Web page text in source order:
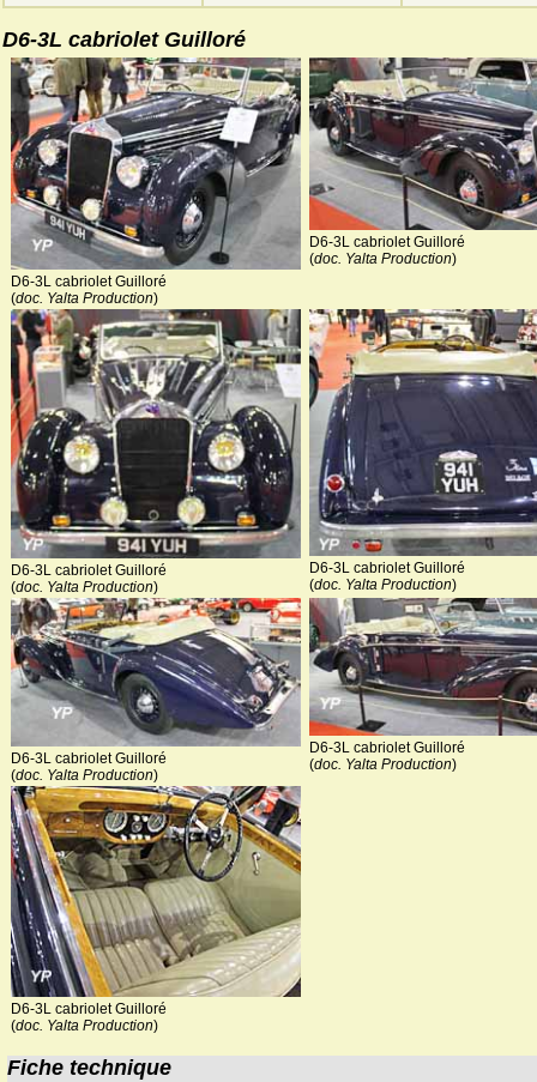
D6-3L cabriolet Guilloré
D6-3L cabriolet Guilloré
(doc. Yalta Production)
D6-3L cabriolet Guilloré
(doc. Yalta Production)
D6-3L cabriolet Guilloré
(doc. Yalta Production)
D6-3L cabriolet Guilloré
(doc. Yalta Production)
D6-3L cabriolet Guilloré
(doc. Yalta Production)
D6-3L cabriolet Guilloré
(doc. Yalta Production)
D6-3L cabriolet Guilloré
(doc. Yalta Production)
Fiche technique